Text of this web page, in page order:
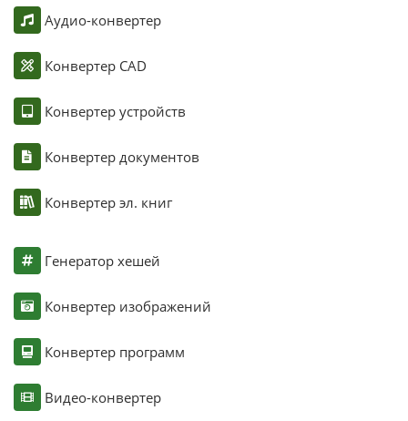
Аудио-конвертер
Конвертер CAD
Конвертер устройств
Конвертер документов
Конвертер эл. книг
Генератор хешей
Конвертер изображений
Конвертер программ
Видео-конвертер